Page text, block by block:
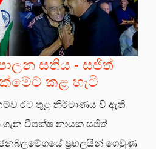
සතිය - සජිත්
කළ හැටි
රට තුළ නිර්මාණය වී ඇති
ගැන විපක්ෂ නායක සජිත්
ජනබලවේගයේ ප්‍රභලයින් ගෙවුණු